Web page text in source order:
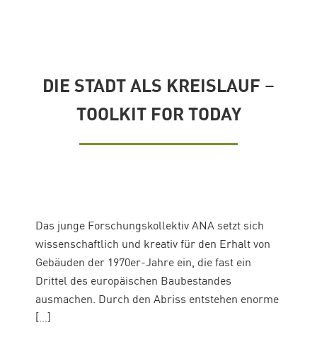
DIE STADT ALS KREISLAUF –
TOOLKIT FOR TODAY
Das junge Forschungskollektiv ANA setzt sich
wissenschaftlich und kreativ für den Erhalt von
Gebäuden der 1970er-Jahre ein, die fast ein
Drittel des europäischen Baubestandes
ausmachen. Durch den Abriss entstehen enorme
[…]